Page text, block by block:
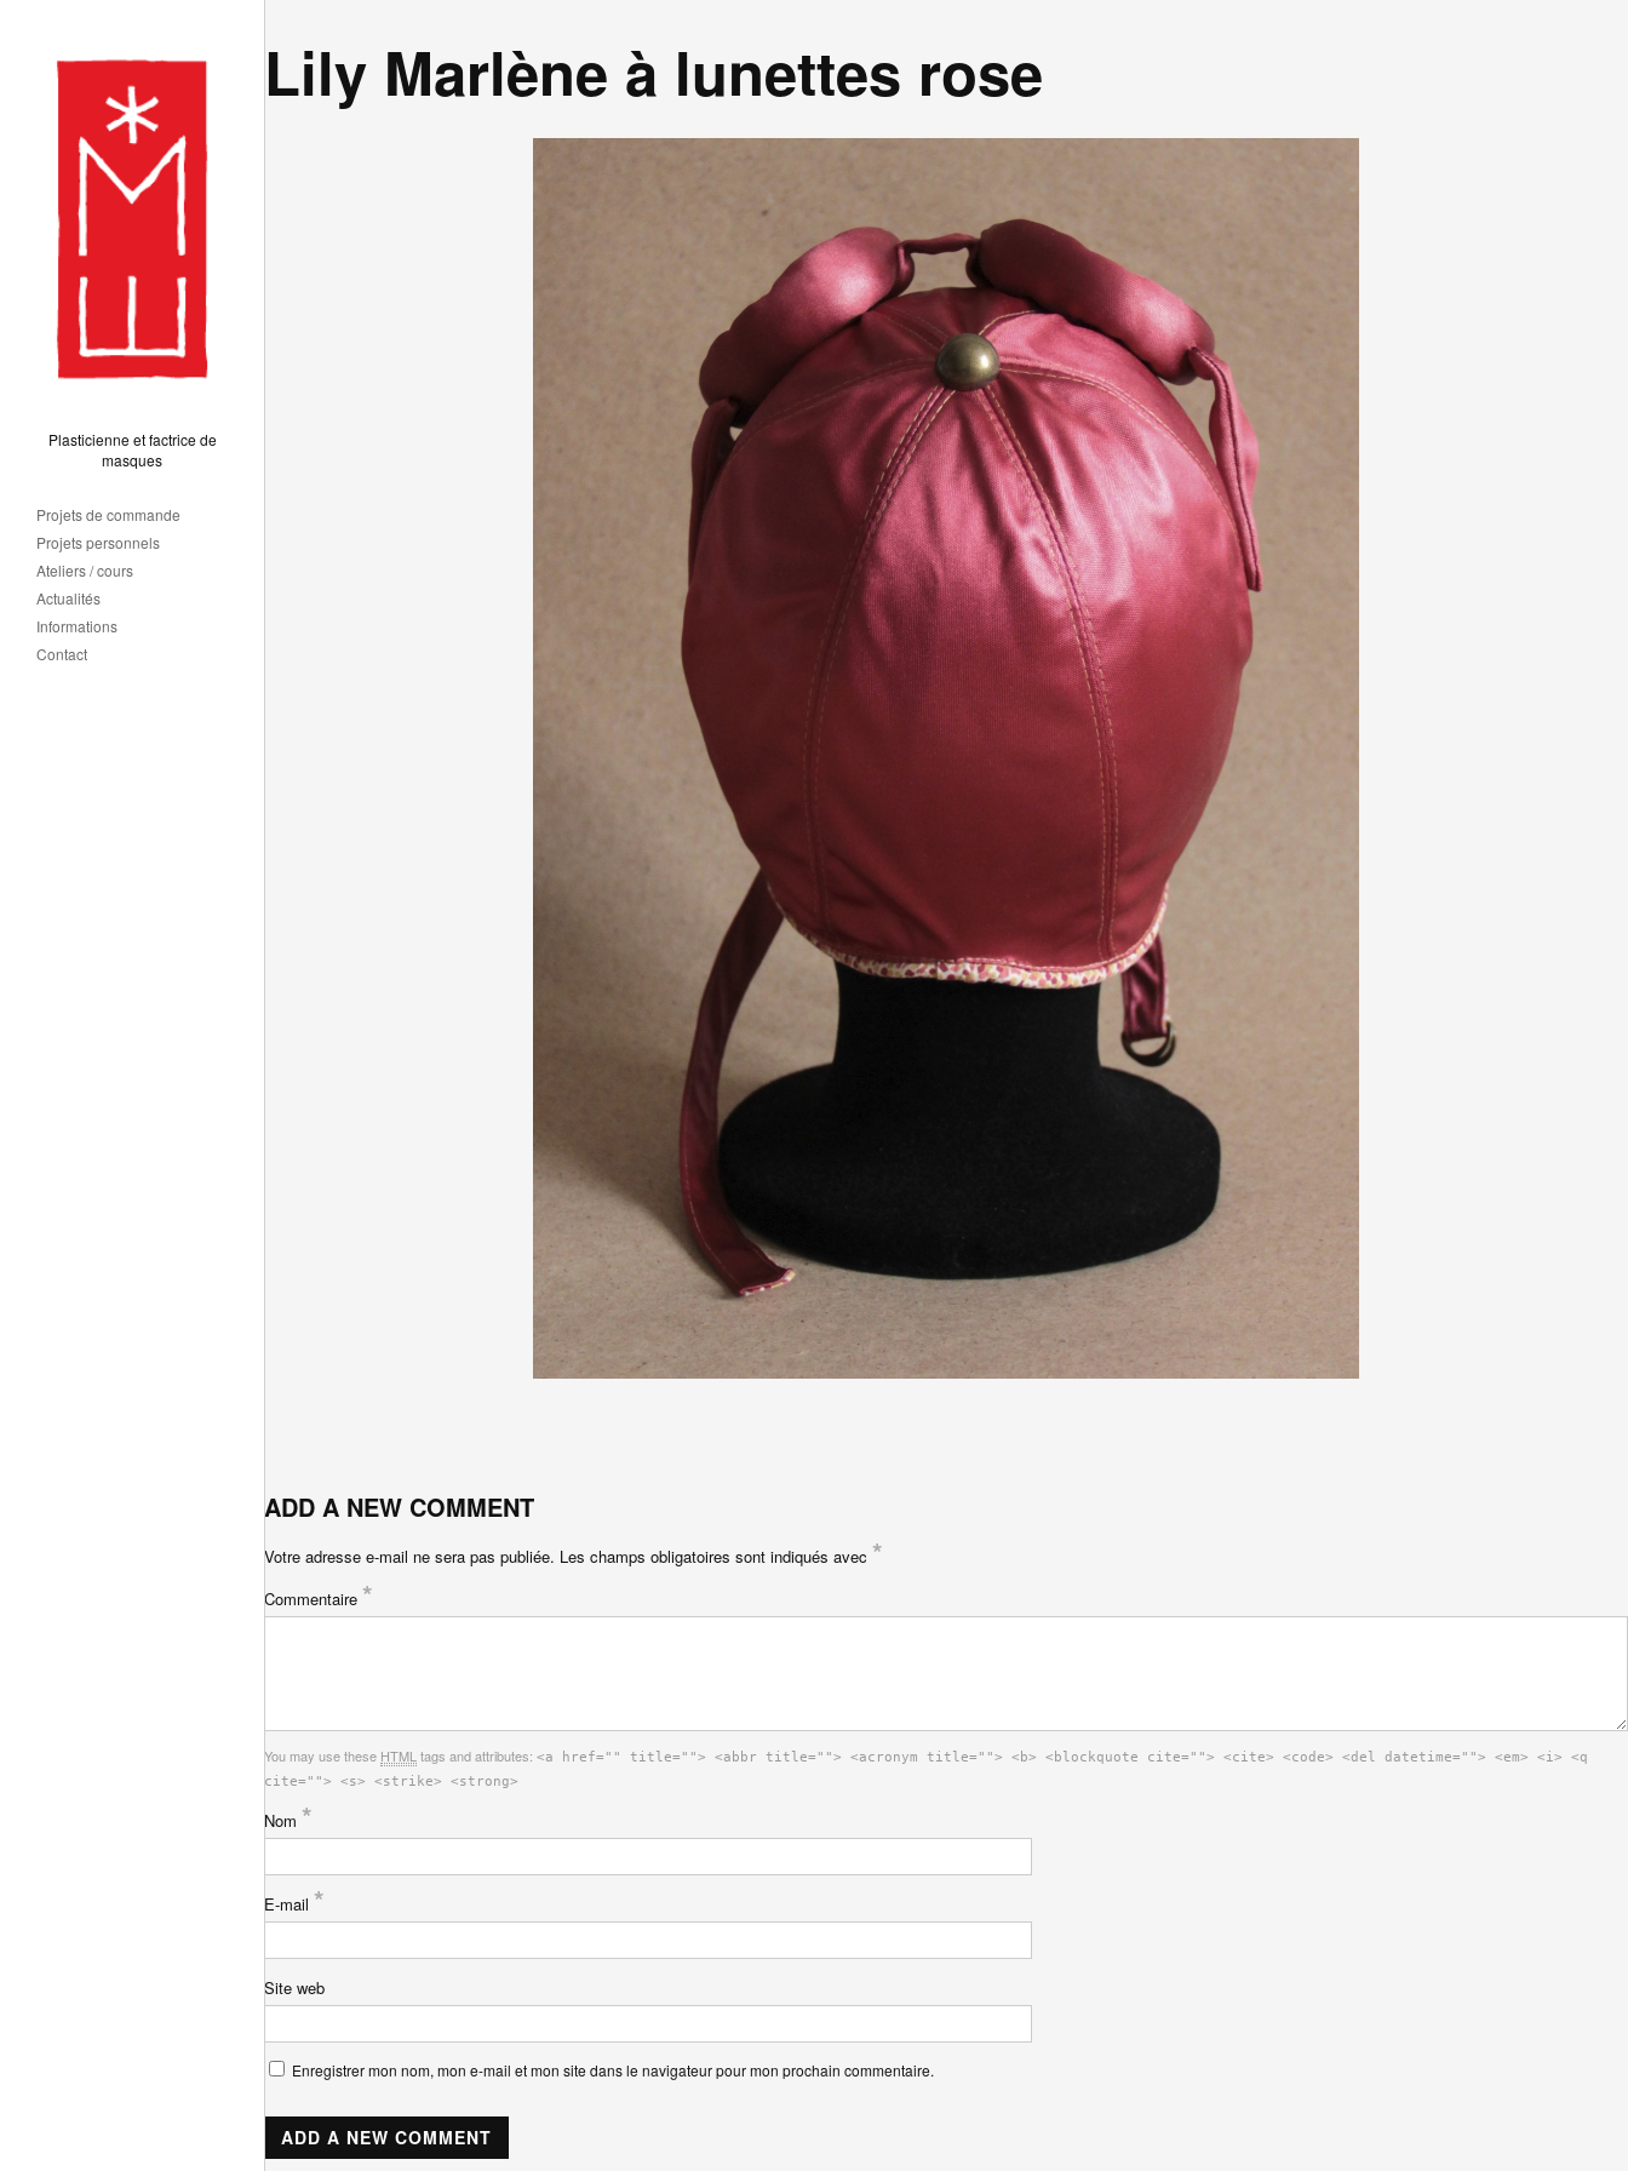
Plasticienne et factrice de
masques
Projets de commande
Projets personnels
Ateliers / cours
Actualités
Informations
Contact
Lily Marlène à lunettes rose
ADD A NEW COMMENT
Votre adresse e-mail ne sera pas publiée. Les champs obligatoires sont indiqués avec *
Commentaire *
You may use these HTML tags and attributes: <a href="" title=""> <abbr title=""> <acronym title=""> <b> <blockquote cite=""> <cite> <code> <del datetime=""> <em> <i> <q
cite=""> <s> <strike> <strong>
Nom *
E-mail *
Site web
Enregistrer mon nom, mon e-mail et mon site dans le navigateur pour mon prochain commentaire.